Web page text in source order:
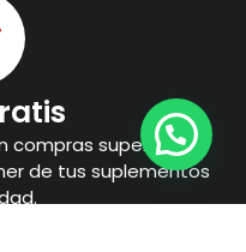
compras superiores a
de tus suplementos